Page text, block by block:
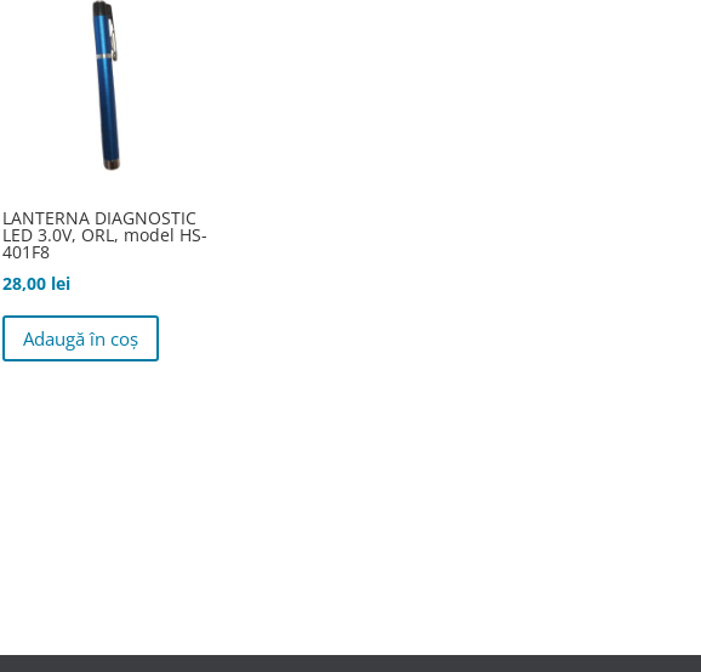
LANTERNA DIAGNOSTIC
LED 3.0V, ORL, model HS-
401F8
28,00 lei
Adaugă în coș